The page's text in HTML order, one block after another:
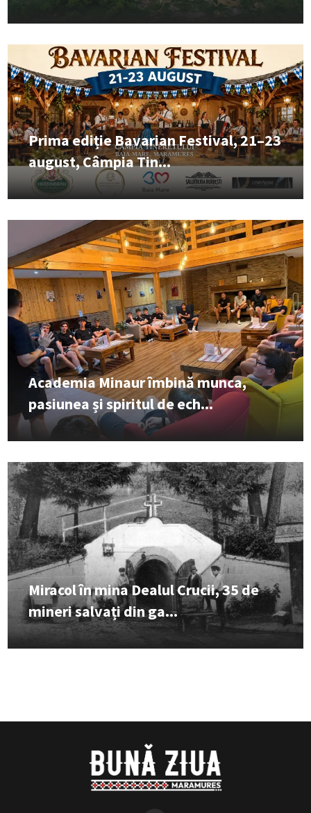
Prima ediție Bavarian Festival, 21–23
august, Câmpia Tin...
Academia Minaur îmbină munca,
pasiunea și spiritul de ech...
Miracol în mina Dealul Crucii, 35 de
mineri salvați din ga...